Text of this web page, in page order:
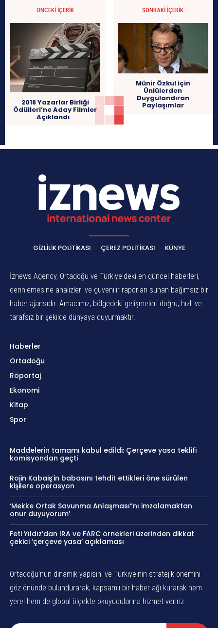
ÖNCEKI İÇERIK
2018 Yazarlar Birliği
Ödülleri’ne Aday Filmler
Açıklandı
SONRAKI İÇERIK
Münir Özkul için
Ünlülerden
Duygulandıran
Paylaşımlar
GIZLILIK POLITIKASI ÇEREZ POLITIKASI KÜNYE
İznews Agency, Ortadoğu ve Türkiye'deki en güncel haberleri,
derinlemesine analizleri ve güvenilir raporları sunan bağımsız bir
haber ajansıdır. Amacımız, bölgedeki gelişmeleri doğru, hızlı ve
tarafsız bir şekilde dünyaya duyurmaktır.
Haberler
Ortadoğu
Röportaj
Ekonomi
Kitap
Spor
Maddelerin tamamı kabul edildi: Çerçeve yasa teklifi
komisyondan geçti
Rojin Kabaiş’in babasını tehdit ettikleri öne sürülen
kişilere operasyon
‘Mekke Ortak Savunma Anlaşması”nı imzalamaktan
onur duyuyorum’
Feti Yıldız’dan IRA ve FARC örnekleri üzerinden dikkat
çekici ‘çerçeve yasa’ açıklaması
Ortadoğu’nun dinamik yapısını ve Türkiye'nin stratejik önemini
göz önünde bulundurarak, kapsamlı bir haber ağı kurarak hem
yerel hem de global ölçekte okuyucularına hizmet veririz.